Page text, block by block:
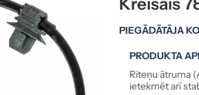
PIEGĀDĀTĀJA
PRODUKTA
Riteņu ātruma
ietekmēt arī